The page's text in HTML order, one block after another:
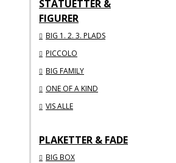
STATUETTER &
FIGURER
BIG 1. 2. 3. PLADS
PICCOLO
BIG FAMILY
ONE OF A KIND
VIS ALLE
PLAKETTER & FADE
BIG BOX